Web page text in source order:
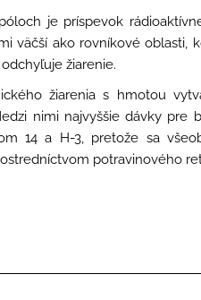
je príspevok
väčší ako rovníkové oblasti,
žiarenie.
žiarenia s hmotou
nimi najvyššie dávky pre
14 a H-3, pretože sa
potravinového